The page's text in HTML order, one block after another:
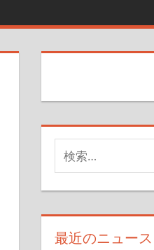
索
対
最近のニュース